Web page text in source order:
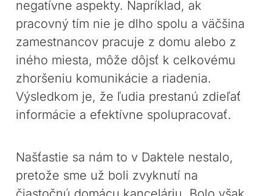
negatívne aspekty. Napríklad, ak
pracovný tím nie je dlho spolu a väčšina
zamestnancov pracuje z domu alebo z
iného miesta, môže dôjsť k celkovému
zhoršeniu komunikácie a riadenia.
Výsledkom je, že ľudia prestanú zdieľať
informácie a efektívne spolupracovať.
Našťastie sa nám to v Daktele nestalo,
pretože sme už boli zvyknutí na